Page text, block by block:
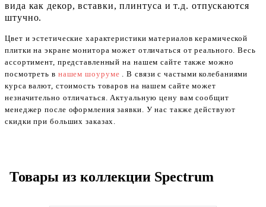
вида как декор, вставки, плинтуса и т.д. отпускаются
штучно.
Цвет и эстетические характеристики материалов керамической
плитки на экране монитора может отличаться от реального. Весь
ассортимент, представленный на нашем сайте также можно
посмотреть в нашем шоуруме . В связи с частыми колебаниями
курса валют, стоимость товаров на нашем сайте может
незначительно отличаться. Актуальную цену вам сообщит
менеджер после оформления заявки. У нас также действуют
скидки при больших заказах.
Товары из коллекции Spectrum